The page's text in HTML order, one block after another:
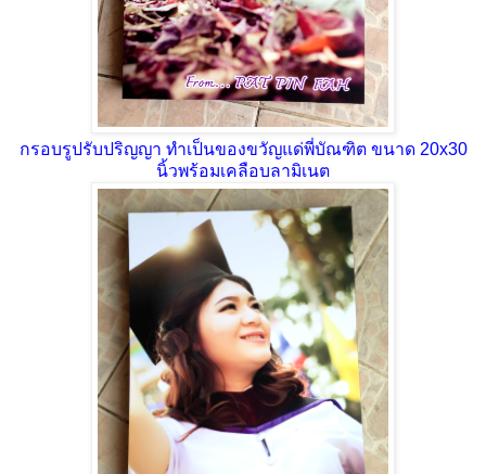
กรอบรูปรับปริญญา ทำเป็นของขวัญแด่พี่บัณฑิต ขนาด 20x30
นิ้วพร้อมเคลือบลามิเนต